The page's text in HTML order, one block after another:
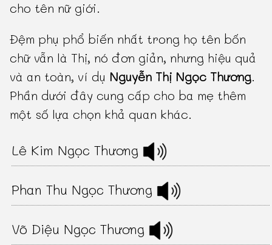
cho tên nữ giới.
Đệm phụ phổ biến nhất trong họ tên bốn
chữ vẫn là Thị, nó đơn giản, nhưng hiệu quả
và an toàn, ví dụ Nguyễn Thị Ngọc Thương.
Phần dưới đây cung cấp cho ba mẹ thêm
một số lựa chọn khả quan khác.
Lê Kim Ngọc Thương
Phan Thu Ngọc Thương
Võ Diệu Ngọc Thương